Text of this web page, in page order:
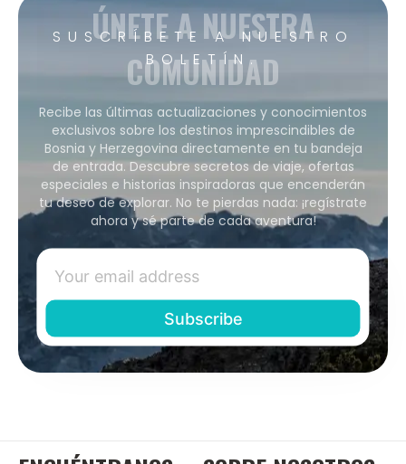
SUSCRÍBETE A NUESTRO
BOLETÍN.
ÚNETE A NUESTRA
COMUNIDAD
Recibe las últimas actualizaciones y conocimientos
exclusivos sobre los destinos imprescindibles de
Bosnia y Herzegovina directamente en tu bandeja
de entrada. Descubre secretos de viaje, ofertas
especiales e historias inspiradoras que encenderán
tu deseo de explorar. No te pierdas nada: ¡regístrate
ahora y sé parte de cada aventura!